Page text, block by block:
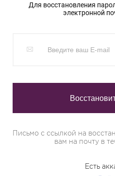
Для восстановления
электронной
Письмо с ссылкой на
вам на почту в
Есть